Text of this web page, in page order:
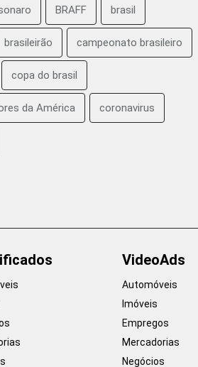
BRAFF brasil
brasileirão campeonato brasileiro
copa do brasil
da América coronavirus
VideoAds
Automóveis
Imóveis
Empregos
Mercadorias
Negócios